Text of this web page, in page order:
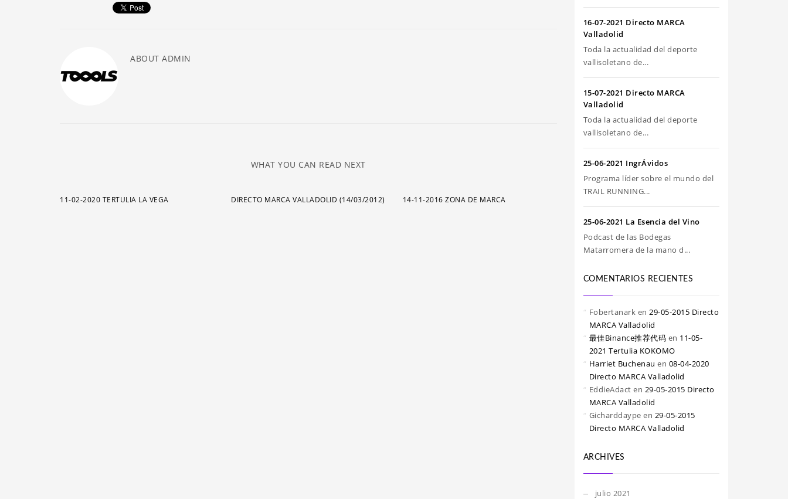
ABOUT ADMIN
WHAT YOU CAN READ NEXT
11-02-2020 TERTULIA LA VEGA DIRECTO MARCA VALLADOLID (14/03/2012) 14-11-2016 ZONA DE MARCA
16-07-2021 Directo MARCA
Valladolid
Toda la actualidad del deporte
vallisoletano de...
15-07-2021 Directo MARCA
Valladolid
Toda la actualidad del deporte
vallisoletano de...
25-06-2021 IngrÁvidos
Programa líder sobre el mundo del
TRAIL RUNNING...
25-06-2021 La Esencia del Vino
Podcast de las Bodegas
Matarromera de la mano d...
COMENTARIOS RECIENTES
Fobertanark en 29-05-2015 Directo
MARCA Valladolid
最佳Binance推荐代码 en 11-05-
2021 Tertulia KOKOMO
Harriet Buchenau en 08-04-2020
Directo MARCA Valladolid
EddieAdact en 29-05-2015 Directo
MARCA Valladolid
Gicharddaype en 29-05-2015
Directo MARCA Valladolid
ARCHIVES
julio 2021